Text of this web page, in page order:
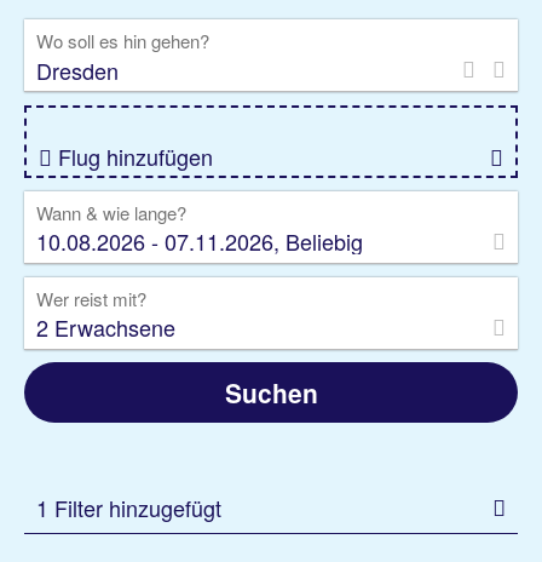
Rundreise
Kreuzfahrt
Gruppenreise
Camper Privattransfer
Wo soll es hin gehen?
Flug hinzufügen
Wann & wie lange?
10.08.2026 - 07.11.2026, Beliebig
Wer reist mit?
2 Erwachsene
Suchen
1 Filter hinzugefügt